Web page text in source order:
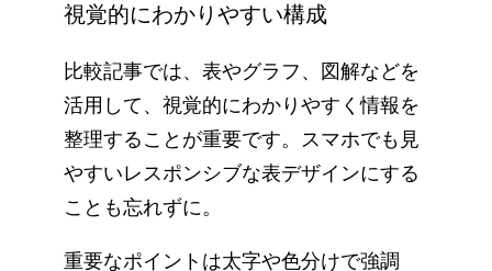
視覚的にわかりやすい構成
比較記事では、表やグラフ、図解などを
活用して、視覚的にわかりやすく情報を
整理することが重要です。スマホでも見
やすいレスポンシブな表デザインにする
ことも忘れずに。
重要なポイントは太字や色分けで強調